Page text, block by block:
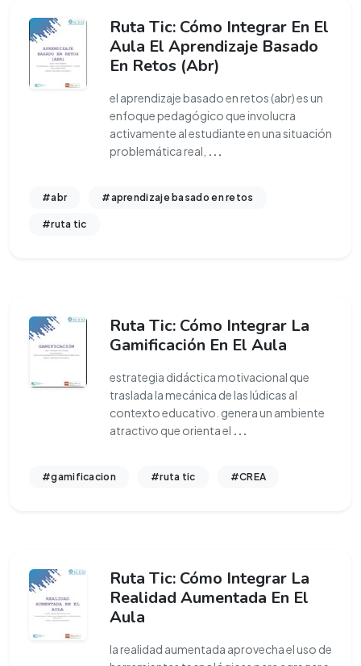
Ruta Tic: Cómo Integrar En El
Aula El Aprendizaje Basado
En Retos (Abr)
el aprendizaje basado en retos (abr) es un
enfoque pedagógico que involucra
activamente al estudiante en una situación
problemática real, ...
#abr #aprendizaje basado en retos
#ruta tic
Ruta Tic: Cómo Integrar La
Gamificación En El Aula
estrategia didáctica motivacional que
traslada la mecánica de las lúdicas al
contexto educativo. genera un ambiente
atractivo que orienta el ...
#gamificacion #ruta tic #CREA
Ruta Tic: Cómo Integrar La
Realidad Aumentada En El
Aula
la realidad aumentada aprovecha el uso de